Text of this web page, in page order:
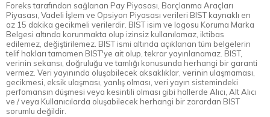
Foreks tarafından sağlanan Pay Piyasası, Borçlanma Araçları
Piyasası, Vadeli İşlem ve Opsiyon Piyasası verileri BIST kaynaklı en
az 15 dakika gecikmeli verilerdir. BIST isim ve logosu Koruma Marka
Belgesi altında korunmakta olup izinsiz kullanılamaz, iktibas
edilemez, değiştirilemez. BIST ismi altında açıklanan tüm belgelerin
telif hakları tamamen BIST'ye ait olup, tekrar yayınlanamaz. BIST,
verinin sekansı, doğruluğu ve tamlığı konusunda herhangi bir garanti
vermez. Veri yayınında oluşabilecek aksaklıklar, verinin ulaşmaması,
gecikmesi, eksik ulaşması, yanlış olması, veri yayın sistemindeki
perfomansın düşmesi veya kesintili olması gibi hallerde Alıcı, Alt Alıcı
ve / veya Kullanıcılarda oluşabilecek herhangi bir zarardan BIST
sorumlu değildir.